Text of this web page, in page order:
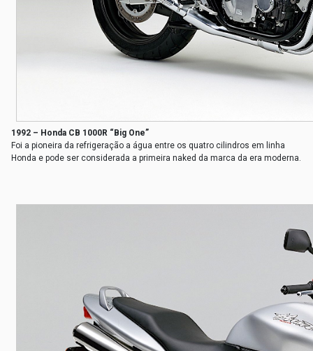
1992 – Honda CB 1000R “Big One”
Foi a pioneira da refrigeração a água entre os quatro cilindros em linha
Honda e pode ser considerada a primeira naked da marca da era moderna.